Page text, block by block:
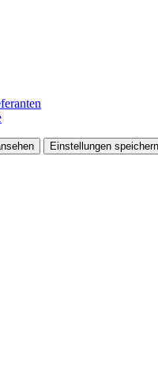
Einstellungen speichern